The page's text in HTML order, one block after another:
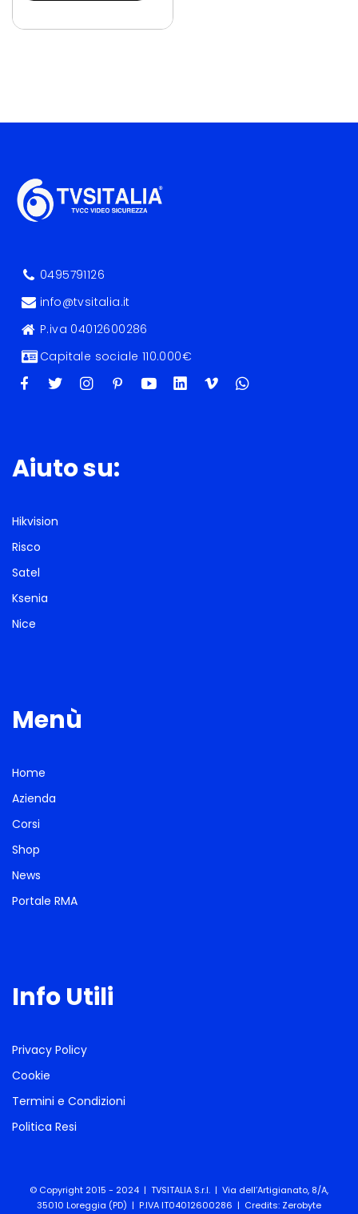
0495791126
info@tvsitalia.it
P.iva 04012600286
Capitale sociale 110.000€
Aiuto su:
Hikvision
Risco
Satel
Ksenia
Nice
Menù
Home
Azienda
Corsi
Shop
News
Portale RMA
Info Utili
Privacy Policy
Cookie
Termini e Condizioni
Politica Resi
© Copyright 2015 - 2024 | TVSITALIA S.r.l. | Via dell’Artigianato, 8/A,
35010 Loreggia (PD) | P.IVA IT04012600286 | Credits: Zerobyte